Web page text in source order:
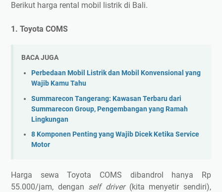
Berikut harga rental mobil listrik di Bali.
1. Toyota COMS
BACA JUGA
Perbedaan Mobil Listrik dan Mobil Konvensional yang
Wajib Kamu Tahu
Summarecon Tangerang: Kawasan Terbaru dari
Summarecon Group, Pengembangan yang Ramah
Lingkungan
8 Komponen Penting yang Wajib Dicek Ketika Service
Motor
Harga sewa Toyota COMS dibandrol hanya Rp
55.000/jam, dengan self driver(kita menyetir sendiri),